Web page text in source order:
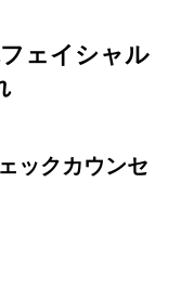
ェイシャル
ックカウンセ